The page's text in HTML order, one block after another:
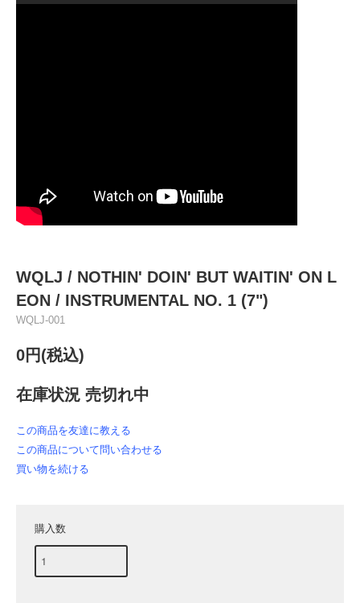
WQLJ ‎/ NOTHIN' DOIN' BUT WAITIN' ON L
EON / INSTRUMENTAL NO. 1 (7")
WQLJ-001
0円(税込)
在庫状況 売切れ中
この商品を友達に教える
この商品について問い合わせる
買い物を続ける
購入数